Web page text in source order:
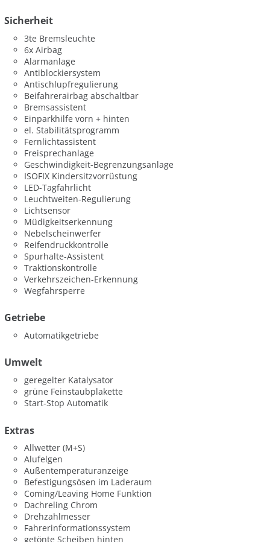
Sicherheit
3te Bremsleuchte
6x Airbag
Alarmanlage
Antiblockiersystem
Antischlupfregulierung
Beifahrerairbag abschaltbar
Bremsassistent
Einparkhilfe vorn + hinten
el. Stabilitätsprogramm
Fernlichtassistent
Freisprechanlage
Geschwindigkeit-Begrenzungsanlage
ISOFIX Kindersitzvorrüstung
LED-Tagfahrlicht
Leuchtweiten-Regulierung
Lichtsensor
Müdigkeitserkennung
Nebelscheinwerfer
Reifendruckkontrolle
Spurhalte-Assistent
Traktionskontrolle
Verkehrszeichen-Erkennung
Wegfahrsperre
Getriebe
Automatikgetriebe
Umwelt
geregelter Katalysator
grüne Feinstaubplakette
Start-Stop Automatik
Extras
Allwetter (M+S)
Alufelgen
Außentemperaturanzeige
Befestigungsösen im Laderaum
Coming/Leaving Home Funktion
Dachreling Chrom
Drehzahlmesser
Fahrerinformationssystem
getönte Scheiben hinten